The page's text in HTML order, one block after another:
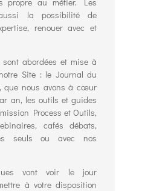
la possibilité de
renouer avec et
sont abordées et mise à
Site : le Journal du
que nous avons à cœur
an, les outils et guides
Process et Outils,
cafés débats,
seuls ou avec nos
vont voir le jour
à votre disposition